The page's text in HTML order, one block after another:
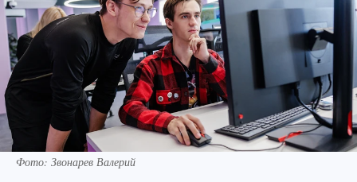
Фото: Звонарев Валерий